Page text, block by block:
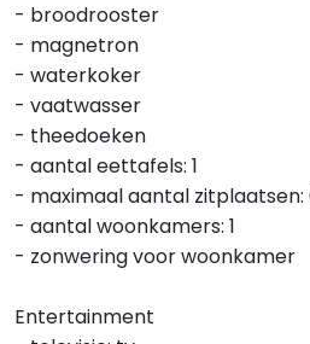
- broodrooster
- magnetron
- waterkoker
- vaatwasser
- theedoeken
- aantal eettafels: 1
- maximaal aantal zitplaatsen:
- aantal woonkamers: 1
- zonwering voor woonkamer
Entertainment